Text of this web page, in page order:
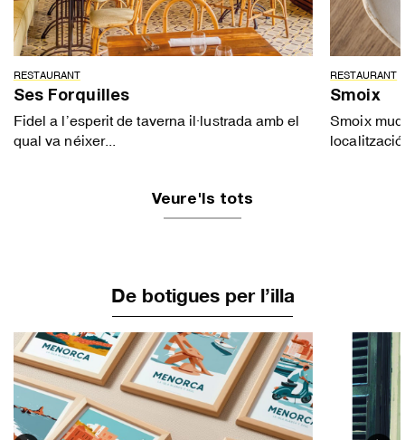
RESTAURANT
Ses Forquilles
Fidel a l’esperit de taverna il·lustrada amb el
qual va néixer...
RESTAURANT
Smoix
Smoix
Veure'ls tots
De botigues per l’illa